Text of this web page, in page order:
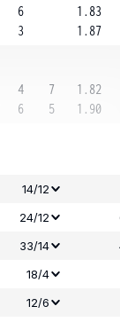
6
3
1.83
1.87
4
6
7
5
1.82
1.90
14/12
24/12
33/14
18/4
12/6